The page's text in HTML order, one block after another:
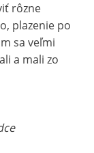
rôzne
plazenie po
sa veľmi
a mali zo